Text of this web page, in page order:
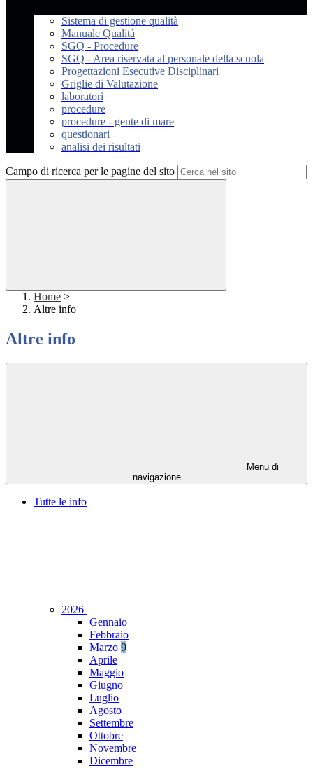
Sistema di gestione qualità
Manuale Qualità
SGQ - Procedure
SGQ - Area riservata al personale della scuola
Progettazioni Esecutive Disciplinari
Griglie di Valutazione
laboratori
procedure
procedure - gente di mare
questionari
analisi dei risultati
Campo di ricerca per le pagine del sito
Home >
Altre info
Altre info
Menu di
navigazione
Tutte le info
2026
Gennaio
Febbraio
Marzo 9
Aprile
Maggio
Giugno
Luglio
Agosto
Settembre
Ottobre
Novembre
Dicembre